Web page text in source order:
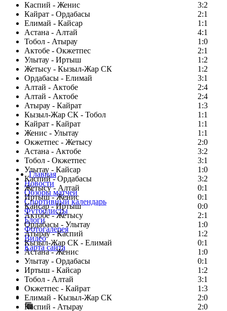
Каспий - Женис
3:2
Кайрат - Ордабасы
2:1
Елимай - Кайсар
1:1
Астана - Алтай
4:1
Тобол - Атырау
1:0
Актобе - Окжетпес
2:1
Улытау - Иртыш
1:2
Жетысу - Кызыл-Жар СК
1:2
Ордабасы - Елимай
3:1
Алтай - Актобе
2:4
Алтай - Актобе
2:4
Атырау - Кайрат
1:3
Кызыл-Жар СК - Тобол
1:1
Кайрат - Кайрат
1:1
Женис - Улытау
1:1
Окжетпес - Жетысу
2:0
Астана - Актобе
3:2
Тобол - Окжетпес
3:1
Улытау - Кайсар
1:0
Каспий - Ордабасы
3:2
Жетысу - Алтай
0:1
Иртыш - Женис
0:1
Кайсар - Иртыш
0:0
Актобе - Жетысу
2:1
Ордабасы - Улытау
1:0
Атырау - Каспий
1:2
Кызыл-Жар СК - Елимай
0:1
Астана - Женис
1:0
Улытау - Ордабасы
0:1
Иртыш - Кайсар
1:2
Тобол - Алтай
3:1
Окжетпес - Кайрат
1:3
Елимай - Кызыл-Жар СК
2:0
Каспий - Атырау
2:0
Главная
Новости
Обзоры матчей
Спортивный календарь
Футболисты
Блоги
Фотогалерея
Видео
Карта сайта
Есть идея?
Сообщить о мероприятии
Перейти на старый сайт